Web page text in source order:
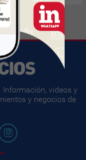
videos y
y negocios de